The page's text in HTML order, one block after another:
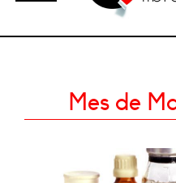
Mes de